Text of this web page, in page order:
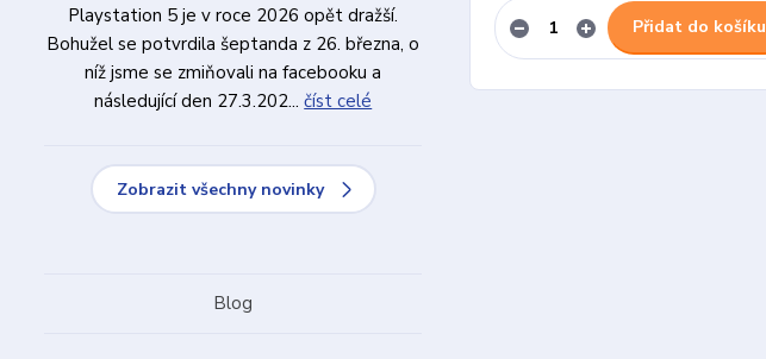
Playstation 5 je v roce 2026 opět dražší.
Bohužel se potvrdila šeptanda z 26. března, o
níž jsme se zmiňovali na facebooku a
následující den 27.3.202...číst celé
Zobrazit všechny novinky
Blog
Přidat do košíku